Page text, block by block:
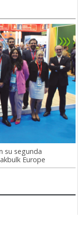
su segunda
Europe